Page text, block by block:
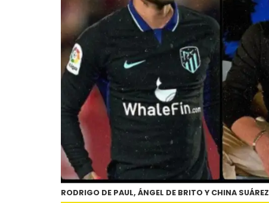
RODRIGO DE PAUL, ÁNGEL DE BRITO Y CHINA SUÁREZ